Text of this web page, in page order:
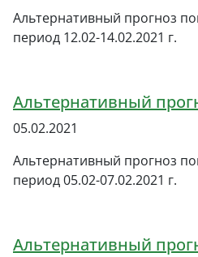
Альтернативный прогноз
период 12.02-14.02.2021 г.
Альтернативный
05.02.2021
Альтернативный прогноз
период 05.02-07.02.2021 г.
Альтернативный